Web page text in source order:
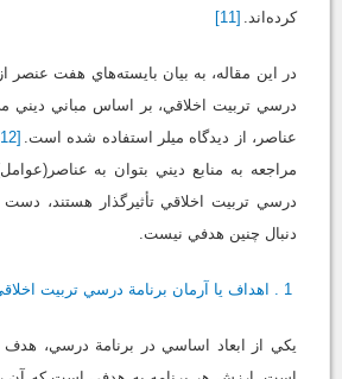
كرده‌اند. [11]
در اين مقاله، به بيان بايسته‌هاي هفت عنصر
درسي تربيت اخلاقي، بر اساس مباني ديني
عناصر، از ديدگاه ميلر استفاده شده است. [12]
مراجعه به منابع ديني بتوان به
درسي تربيت اخلاقي تأثيرگذار هستند،
دنبال چنين هدفي نيست.
1. اهداف يا آرمان برنامة درسي تربيت اخلاقي
يكي از ابعاد اساسي در برنامة درسي، هدف